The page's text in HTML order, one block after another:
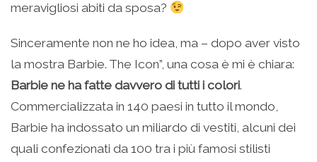
meravigliosi abiti da sposa?
Sinceramente non ne ho idea, ma – dopo aver visto
la mostra Barbie. The Icon”, una cosa è mi è chiara:
Barbie ne ha fatte davvero di tutti i colori.
Commercializzata in 140 paesi in tutto il mondo,
Barbie ha indossato un miliardo di vestiti, alcuni dei
quali confezionati da 100 tra i più famosi stilisti